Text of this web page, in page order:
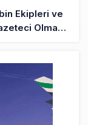
Ekipleri ve
Olmaya
iki FAM Trip